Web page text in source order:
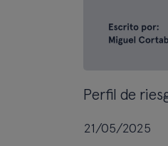
Perfil de
21/05/2025